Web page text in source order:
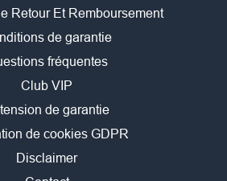
Retour Et Remboursement
de garantie
fréquentes
Club VIP
de garantie
de cookies GDPR
Disclaimer